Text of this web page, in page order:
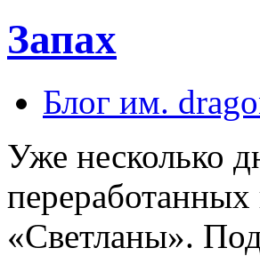
Запах
Блог им.
Уже несколько
переработанных
«Светланы».